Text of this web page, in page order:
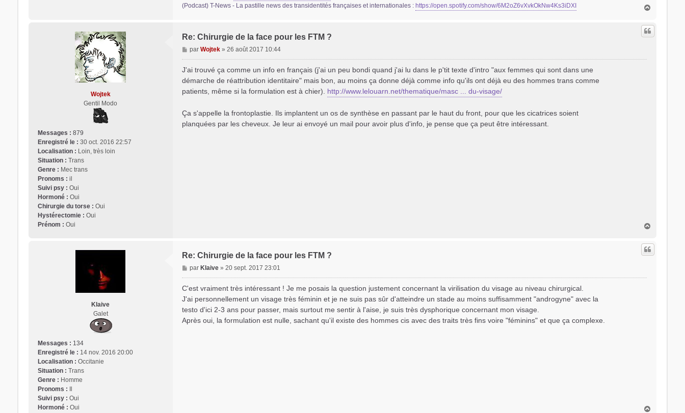
n
Q
u
e
e
r
(Podcast) T-News - La pastille news des transidentités françaises et internationales : https://open.spotify.com/show/6M2oZ6vXvkOkNw4Ks3iDXI
u
Wojtek
Gentil Modo
Messages : 879
Enregistré le : 30 oct. 2016 22:57
Localisation : Loin, très loin
Situation : Trans
Genre : Mec trans
Pronoms : il
Suivi psy : Oui
Hormoné : Oui
Chirurgie du torse : Oui
Hystérectomie : Oui
Prénom : Oui
Re: Chirurgie de la face pour les FTM ?
M
e
a
g
parWojtek » 26 août 2017 10:44
J'ai trouvé ça comme un info en français (j'ai un peu bondi quand j'ai lu dans le p'tit texte d'intro "aux femmes qui sont dans une
démarche de réattribution identitaire" mais bon, au moins ça donne déjà comme info qu'ils ont déjà eu des hommes trans comme
patients, même si la formulation est à chier). http://www.lelouarn.net/thematique/masc ... du-visage/
Ça s'appelle la frontoplastie. Ils implantent un os de synthèse en passant par le haut du front, pour que les cicatrices soient
planquées par les cheveux. Je leur ai envoyé un mail pour avoir plus d'info, je pense que ça peut être intéressant.
u
Klaive
Galet
Messages : 134
Enregistré le : 14 nov. 2016 20:00
Localisation : Occitanie
Situation : Trans
Genre : Homme
Pronoms :
Suivi psy : Oui
Hormoné : Oui
Re: Chirurgie de la face pour les FTM ?
M
e
s
a
g
e
parKlaive »20 sept. 2017 23:01
C'est vraiment très intéressant ! Je me posais la question justement concernant la virilisation du visage au niveau chirurgical.
J'ai personnellement un visage très féminin et je ne suis pas sûr d'atteindre un stade au moins suffisamment "androgyne" avec la
testo d'ici 2-3 ans pour passer, mais surtout me sentir à l'aise, je suis très dysphorique concernant mon visage.
Après oui, la formulation est nulle, sachant qu'il existe des hommes cis avec des traits très fins voire "féminins" et que ça complexe.